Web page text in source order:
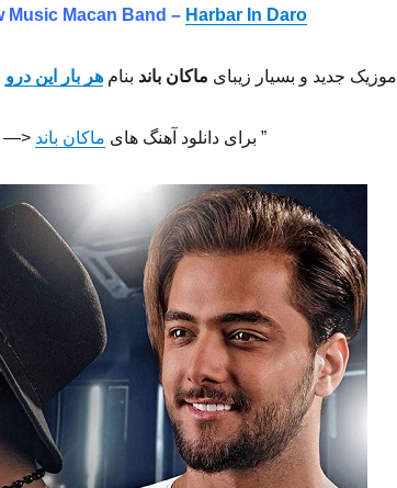
Music Macan Band – Harbar In Daro
موزیک جدید و بسیار زیبای ماکان باند بنامهر بار این درو
” برای دانلود آهنگ های ماکان باند <—